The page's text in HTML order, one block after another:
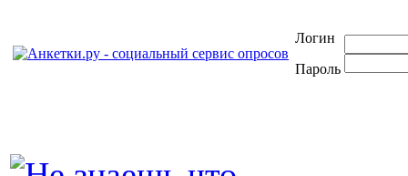
Логин
Пароль